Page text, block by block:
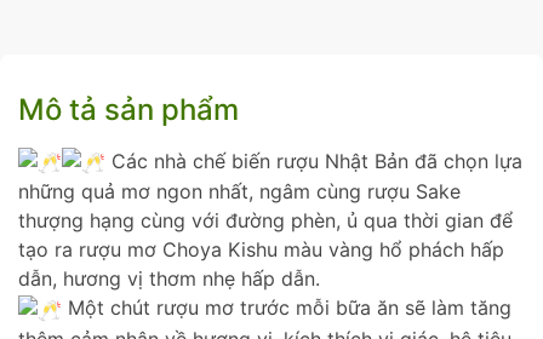
Mô tả sản phẩm
Các nhà chế biến rượu Nhật Bản đã chọn lựa
những quả mơ ngon nhất, ngâm cùng rượu Sake
thượng hạng cùng với đường phèn, ủ qua thời gian để
tạo ra rượu mơ Choya Kishu màu vàng hổ phách hấp
dẫn, hương vị thơm nhẹ hấp dẫn.
Một chút rượu mơ trước mỗi bữa ăn sẽ làm tăng